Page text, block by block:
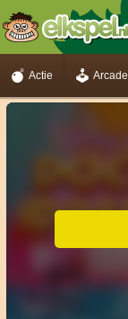
Actie Arcade